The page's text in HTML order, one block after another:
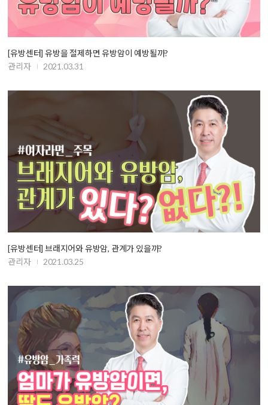
[유방센터] 유방을 절제하면 유방암이 예방될까?
관리자
2021.03.31
[유방센터] 브래지어와 유방암, 관계가 있을까?
관리자
2021.03.25